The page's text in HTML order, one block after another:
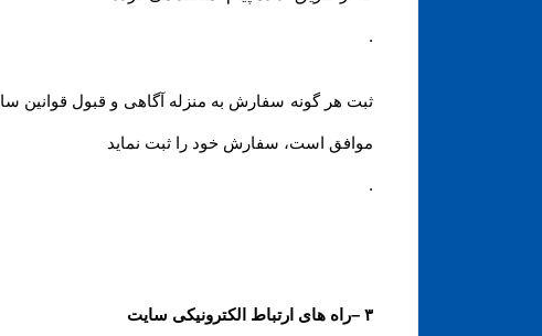
.
ثبت هر گونه سفارش به منزله آگاهی و قبول قوانین
موافق است، سفارش خود را ثبت نماید
.
۳ –راه های ارتباط الکترونیکی سایت